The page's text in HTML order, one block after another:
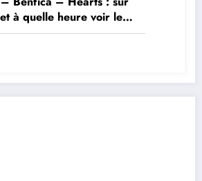
à quelle heure voir le